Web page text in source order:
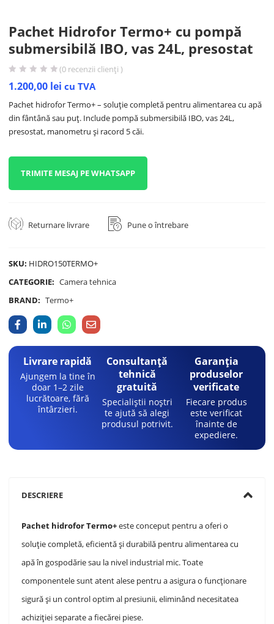
Pachet Hidrofor Termo+ cu pompă
submersibilă IBO, vas 24L, presostat
(0 recenzii clienți )
1.200,00 lei cu TVA
Pachet hidrofor Termo+ – soluție completă pentru alimentarea cu apă
din fântână sau puț. Include pompă submersibilă IBO, vas 24L,
presostat, manometru și racord 5 căi.
TRIMITE MESAJ PE WHATSAPP
Returnare livrare Pune o întrebare
SKU: HIDRO150TERMO+
CATEGORIE: Camera tehnica
BRAND: Termo+
Livrare rapidă
Ajungem la tine în
doar 1–2 zile
lucrătoare, fără
întârzieri.
Consultanță
tehnică
gratuită
Specialiștii noștri
te ajută să alegi
produsul potrivit.
Garanția
produselor
verificate
Fiecare produs
este verificat
înainte de
expediere.
DESCRIERE
Pachet hidrofor Termo+este conceput pentru a oferi o
soluție completă, eficientă și durabilă pentru alimentarea cu
apă în gospodărie sau la nivel industrial mic. Toate
componentele sunt atent alese pentru a asigura o funcționare
sigură și un control optim al presiunii, eliminând necesitatea
achiziției separate a fiecărei piese.